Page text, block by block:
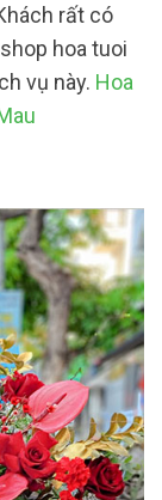
rất có
hoa tuoi
vụ này. Hoa